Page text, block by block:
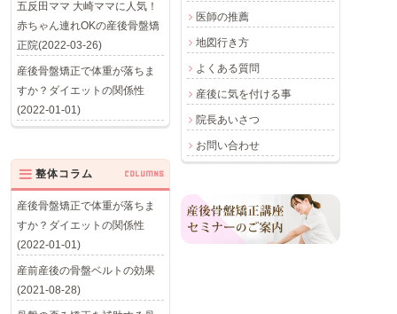
医師の推薦
地図行き方
よくある質問
産後に気を付ける事
院長あいさつ
お問い合わせ
五反田ママ 大崎ママに人気！
赤ちゃん連れOKの産後骨盤矯
正院(2022-03-26)
産後骨盤矯正で体重が落ちま
すか？ダイエットの関係性
(2022-01-01)
整体コラム COLUMNS
産後骨盤矯正で体重が落ちま
すか？ダイエットの関係性
(2022-01-01)
産前産後の骨盤ベルトの効果
(2021-08-28)